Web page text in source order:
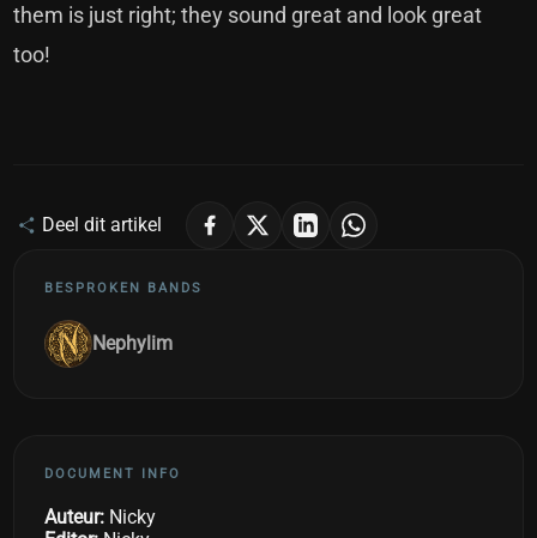
them is just right; they sound great and look great
too!
Deel dit artikel
BESPROKEN BANDS
Nephylim
DOCUMENT INFO
Auteur: Nicky